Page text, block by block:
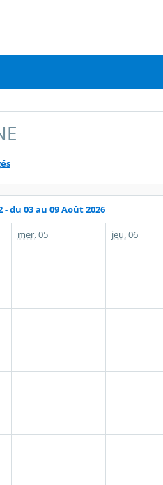
- du 03 au 09 Août 2026
mer.05 jeu.06